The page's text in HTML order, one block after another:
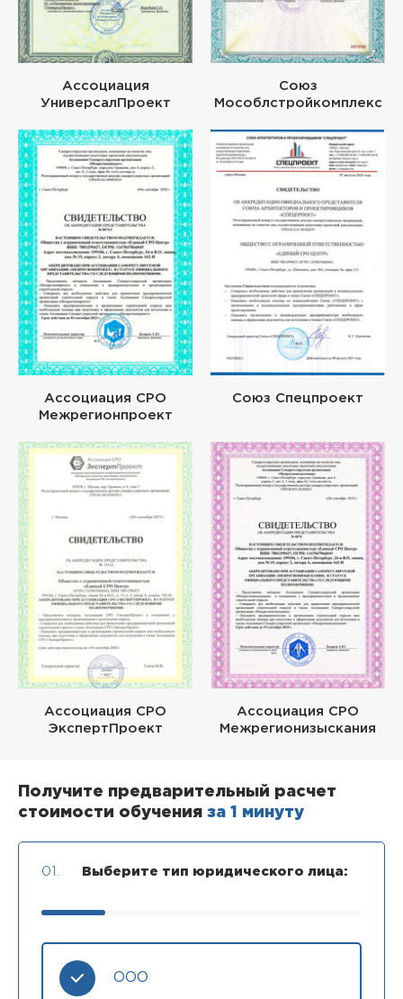
Ассоциация
УниверсалПроект
Союз
Мособлстройкомплекс
Ассоциация СРО
Межрегионпроект
Союз Спецпроект
Ассоциация СРО
ЭкспертПроект
Ассоциация СРО
Межрегионизыскания
Получите предварительный расчет
стоимости обучения за 1 минуту
01. Выберите тип юридического лица:
ООО